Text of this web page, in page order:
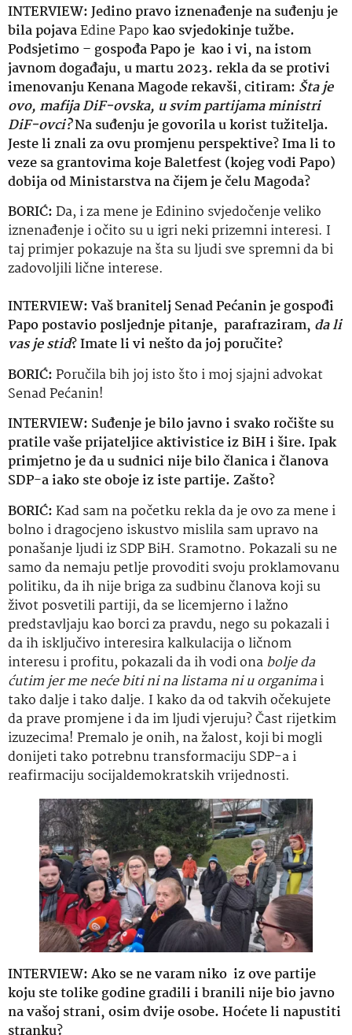
INTERVIEW: Jedino pravo iznenađenje na suđenju je
bila pojavaEdine Papokao svjedokinje tužbe.
Podsjetimo – gospođa Papo je kao i vi, na istom
javnom događaju, u martu 2023. rekla da se protivi
imenovanju Kenana Magode rekavši,citiram: Šta je
ovo, mafija DiF-ovska, u svim partijama ministri
DiF-ovci?Na suđenju je govorila u korist tužitelja.
Jeste li znali za ovu promjenu perspektive? Ima li to
veze sa grantovima koje Baletfest (kojeg vodi Papo)
dobija od Ministarstva na čijem je čelu Magoda?
BORIĆ:Da, i za mene je Edinino svjedočenje veliko
iznenađenje i očito su u igri neki prizemni interesi. I
taj primjer pokazuje na šta su ljudi sve spremni da bi
zadovoljili lične interese.
INTERVIEW: Vaš branitelj Senad Pećanin je gospođi
Papo postavio posljednje pitanje, parafraziram, da li
vas je stid? Imate li vi nešto da joj poručite?
BORIĆ:Poručila bih joj isto što i moj sjajni advokat
Senad Pećanin!
INTERVIEW: Suđenje je bilo javno i svako ročište su
pratile vaše prijateljice aktivistice iz BiH i šire. Ipak
primjetno je da u sudnici nije bilo članica i članova
SDP-a iako ste oboje iz iste partije. Zašto?
BORIĆ:Kad sam na početku rekla da je ovo za mene i
bolno i dragocjeno iskustvo mislila sam upravo na
ponašanje ljudi iz SDP BiH. Sramotno. Pokazali su ne
samo da nemaju petlje provoditi svoju proklamovanu
politiku, da ih nije briga za sudbinu članova koji su
život posvetili partiji, da se licemjerno i lažno
predstavljaju kao borci za pravdu, nego su pokazali i
da ih isključivo interesira kalkulacija o ličnom
interesu i profitu, pokazali da ih vodi onabolje da
ćutimjer me neće biti ni na listama ni u organimai
tako dalje i tako dalje. I kako da od takvih očekujete
da prave promjene i da im ljudi vjeruju? Čast rijetkim
izuzecima! Premalo je onih, na žalost, koji bi mogli
donijeti tako potrebnu transformaciju SDP-a i
reafirmaciju socijaldemokratskih vrijednosti.
INTERVIEW:Ako se ne varam niko iz ove partije
koju ste tolike godine gradili i branili nije bio javno
na vašoj strani, osim dvije osobe. Hoćete li napustiti